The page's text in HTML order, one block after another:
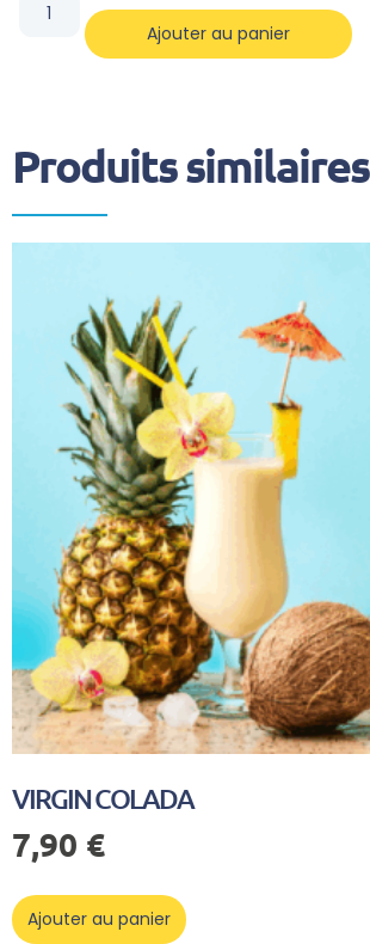
Ajouter au panier
Produits similaires
VIRGIN COLADA
7,90 €
Ajouter au panier